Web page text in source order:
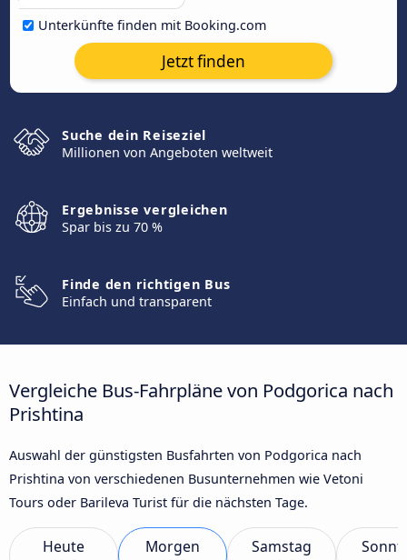
Unterkünfte finden mit Booking.com
Jetzt finden
Suche dein Reiseziel
Millionen von Angeboten weltweit
Ergebnisse vergleichen
Spar bis zu 70 %
Finde den richtigen Bus
Einfach und transparent
Vergleiche Bus-Fahrpläne von Podgorica nach
Prishtina
Auswahl der günstigsten Busfahrten von Podgorica nach
Prishtina von verschiedenen Busunternehmen wie Vetoni
Tours oder Barileva Turist für die nächsten Tage.
Heute Morgen Samstag